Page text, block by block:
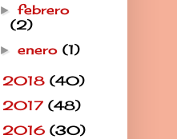
►febrero
(2)
►enero(1)
2018 (40)
2017 (48)
2016 (30)